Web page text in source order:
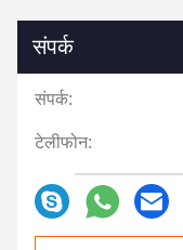
संपर्क
संपर्क:
टेलीफोन: